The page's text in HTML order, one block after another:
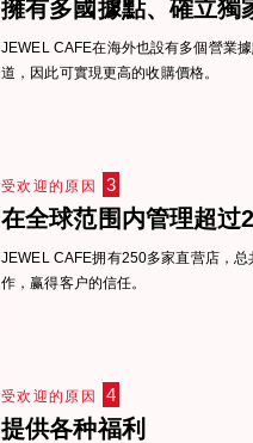
擁有多國據點、確立獨
JEWEL CAFE在海外也設有多個營業
道，因此可實現更高的收購價格。
受欢迎的原因 3
在全球范围内管理超过
JEWEL CAFE拥有250多家直营店，
作，赢得客户的信任。
受欢迎的原因 4
提供各种福利